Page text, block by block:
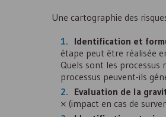
Une cartographie des
Identification et
étape peut être réalisée
Quels sont les processus
processus peuvent-ils
Evaluation de la
× (impact en cas de